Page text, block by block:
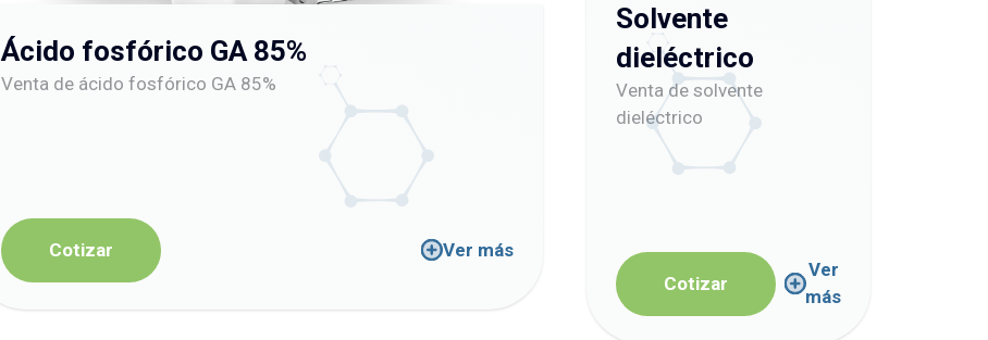
Ácido fosfórico GA 85%
Venta de ácido fosfórico GA 85%
Cotizar Ver más
Solvente
dieléctrico
Venta de solvente
dieléctrico
Cotizar
Ver
más